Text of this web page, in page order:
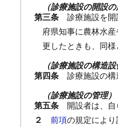
（診療施設の開設の
第三条 診療施設を
府県知事に農林水
更したときも、同様
（診療施設の構造
第四条 診療施設の
（診療施設の管理）
第五条 開設者は、
２ 前項の規定によ